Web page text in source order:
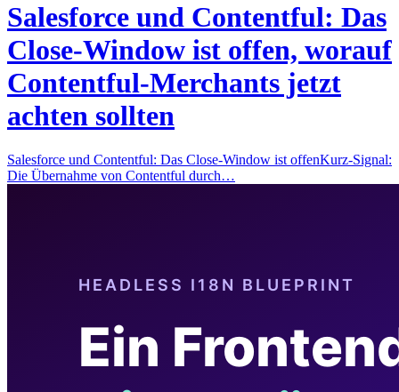
Salesforce und Contentful: Das
Close-Window ist offen, worauf
Contentful-Merchants jetzt
achten sollten
Salesforce und Contentful: Das Close-Window ist offenKurz-Signal:
Die Übernahme von Contentful durch…